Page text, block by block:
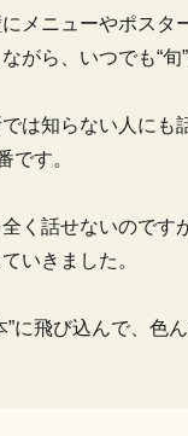
メニューやポスタ
がら、いつでも“旬
は知らない人にも
です。
く話せないのです
いきました。
に飛び込んで、色